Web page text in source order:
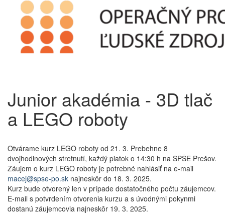
Junior akadémia - 3D tlač
a LEGO roboty
Otvárame kurz LEGO roboty od 21. 3. Prebehne 8
dvojhodinových stretnutí, každý piatok o 14:30 h na SPŠE Prešov.
Záujem o kurz LEGO roboty je potrebné nahlásiť na e-mail
macej@spse-po.sk najneskôr do 18. 3. 2025.
Kurz bude otvorený len v prípade dostatočného počtu záujemcov.
E-mail s potvrdením otvorenia kurzu a s úvodnými pokynmi
dostanú záujemcovia najneskôr 19. 3. 2025.